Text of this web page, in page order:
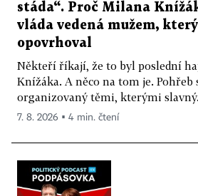
stáda“. Proč Milana
vláda vedená mužem,
opovrhoval
Někteří říkají, že to byl poslední
Knížáka. A něco na tom je.
organizovaný těmi, kterými
7. 8. 2026 ▪ 4 min. čtení